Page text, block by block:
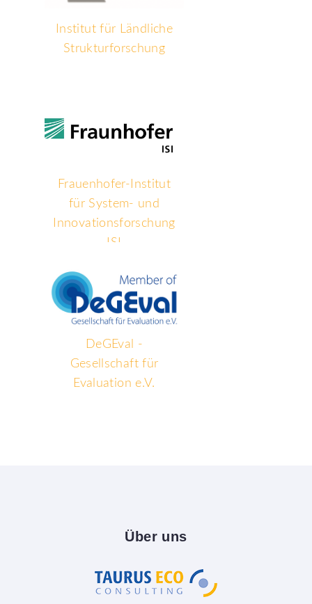
Institut für Ländliche
Strukturforschung
Frauenhofer-Institut
für System- und
Innovationsforschung
ISI
DeGEval -
Gesellschaft für
Evaluation e.V.
Über uns